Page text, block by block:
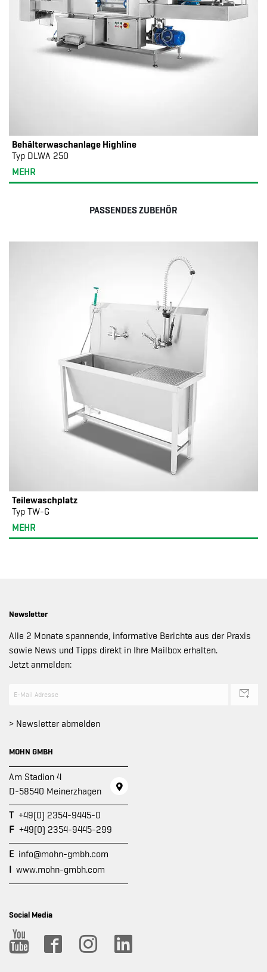
Behälterwaschanlage Highline
Typ DLWA 250
MEHR
PASSENDES ZUBEHÖR
Teilewaschplatz
Typ TW-G
MEHR
Newsletter
Alle 2 Monate spannende, informative Berichte aus der Praxis
sowie News und Tipps direkt in Ihre Mailbox erhalten.
Jetzt anmelden:
> Newsletter abmelden
MOHN GMBH
Am Stadion 4
D-58540 Meinerzhagen
T +49(0) 2354-9445-0
F +49(0) 2354-9445-299
E info@mohn-gmbh.com
I www.mohn-gmbh.com
Social Media